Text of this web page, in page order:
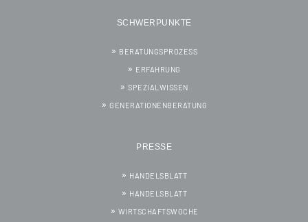
SCHWERPUNKTE
BERATUNGSPROZESS
ERFAHRUNG
SPEZIALWISSEN
GENERATIONENBERATUNG
PRESSE
HANDELSBLATT
HANDELSBLATT
WIRTSCHAFTSWOCHE